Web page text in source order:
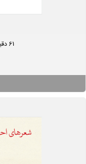
61 دقیقه پس از یازده شب